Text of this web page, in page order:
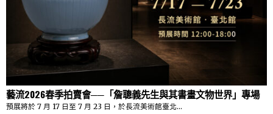
藝流2026春季拍賣會──「詹聰義先生與其書畫文物世界」專場
預展將於 7 月 17 日至 7 月 23 日，於長流美術館臺北…